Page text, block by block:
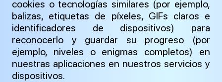
cookies o tecnologías similares (por ejemplo,
balizas, etiquetas de píxeles, GIFs claros e
identificadores de dispositivos) para
reconocerlo y guardar su progreso (por
ejemplo, niveles o enigmas completos) en
nuestras aplicaciones en nuestros servicios y
dispositivos.